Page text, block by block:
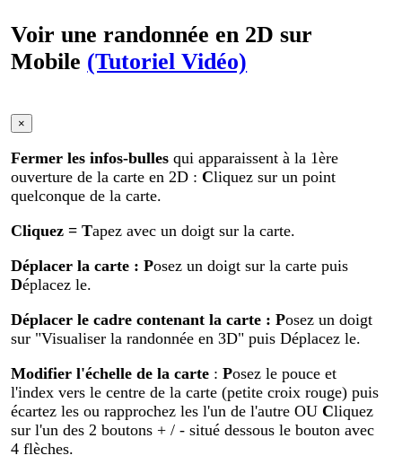
Voir une randonnée en 2D sur
Mobile (Tutoriel Vidéo)
×
Fermer les infos-bullesqui apparaissent à la 1ère
ouverture de la carte en 2D :Cliquez sur un point
quelconque de la carte.
Cliquez= Tapez avec un doigt sur la carte.
Déplacer la carte : Posez un doigt sur la carte puis
Déplacez le.
Déplacer le cadre contenant la carte :Posez un doigt
sur "Visualiser la randonnée en 3D" puis Déplacez le.
Modifier l'échelle de la carte :Posez le pouce et
l'index vers le centre de la carte (petite croix rouge) puis
écartez les ou rapprochez les l'un de l'autre OUCliquez
sur l'un des 2 boutons + / - situé dessous le bouton avec
4 flèches.